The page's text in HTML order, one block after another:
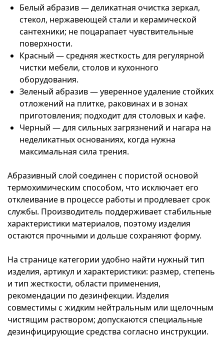
Белый абразив — деликатная очистка зеркал,
стекол, нержавеющей стали и керамической
сантехники; не поцарапает чувствительные
поверхности.
Красный — средняя жесткость для регулярной
чистки мебели, столов и кухонного
оборудования.
Зеленый абразив — уверенное удаление стойких
отложений на плитке, раковинах и в зонах
приготовления; подходит для столовых и кафе.
Черный — для сильных загрязнений и нагара на
неделикатных основаниях, когда нужна
максимальная сила трения.
Абразивный слой соединен с пористой основой
термохимическим способом, что исключает его
отклеивание в процессе работы и продлевает срок
службы. Производитель поддерживает стабильные
характеристики материалов, поэтому изделия
остаются прочными и дольше сохраняют форму.
На странице категории удобно найти нужный тип
изделия, артикул и характеристики: размер, степень
и тип жесткости, области применения,
рекомендации по дезинфекции. Изделия
совместимы с жидким нейтральным или щелочным
чистящим раствором; допускаются специальные
дезинфицирующие средства согласно инструкции.